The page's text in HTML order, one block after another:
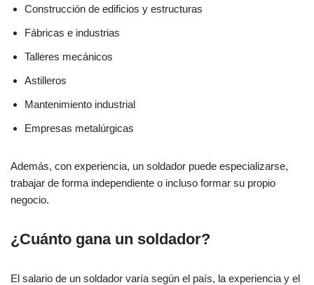
Construcción de edificios y estructuras
Fábricas e industrias
Talleres mecánicos
Astilleros
Mantenimiento industrial
Empresas metalúrgicas
Además, con experiencia, un soldador puede especializarse,
trabajar de forma independiente o incluso formar su propio
negocio.
¿Cuánto gana un soldador?
El salario de un soldador varía según el país, la experiencia y el